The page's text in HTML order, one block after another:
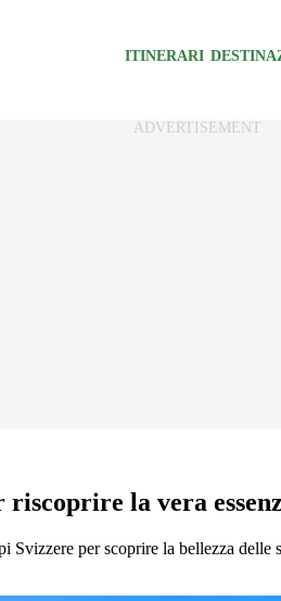
ITINERARI
la vera
per scoprire la bellezza delle